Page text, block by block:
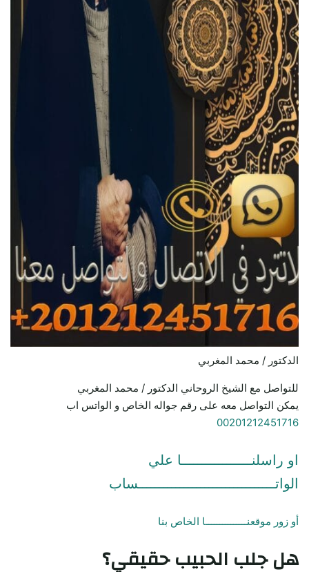
الدكتور / محمد المغربي
للتواصل مع الشيخ الروحاني الدكتور / محمد المغربي
يمكن التواصل معه على رقم جواله الخاص و الواتس اب
00201212451716
او راسلنـــــــــــــــــا علي
الواتـــــــــــــــــــــــــــــــــساب
أو زور موقعنـــــــــــــــا الخاص بنا
هل جلب الحبيب حقيقي؟